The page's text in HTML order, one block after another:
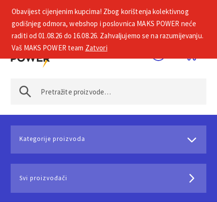
+385 1 2002 575
Kategorije proizvoda
Svi proizvođači
Obavijest cijenjenim kupcima! Zbog korištenja kolektivnog
godišnjeg odmora, webshop i poslovnica MAKS POWER neće
raditi od 01.08.26 do 16.08.26. Zahvaljujemo se na razumijevanju.
Vaš MAKS POWER team Zatvori